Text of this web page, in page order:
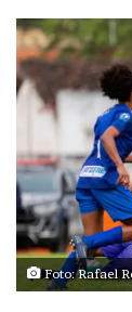
Foto: Rafael